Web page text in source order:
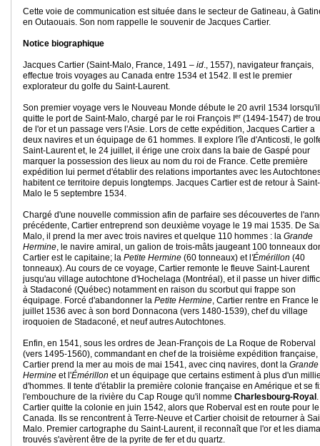
Cette voie de communication est située dans le secteur de Gatineau, à
en Outaouais. Son nom rappelle le souvenir de Jacques Cartier.
Notice biographique
Jacques Cartier (Saint-Malo, France, 1491 – id., 1557), navigateur français,
effectue trois voyages au Canada entre 1534 et 1542. Il est le premier
explorateur du golfe du Saint-Laurent.
Son premier voyage vers le Nouveau Monde débute le 20 avril 1534 lorsqu'il
quitte le port de Saint-Malo, chargé par le roi François I er (1494-1547) de
de l'or et un passage vers l'Asie. Lors de cette expédition, Jacques Cartier a
deux navires et un équipage de 61 hommes. Il explore l'île d'Anticosti, le
Saint-Laurent et, le 24 juillet, il érige une croix dans la baie de Gaspé pour
marquer la possession des lieux au nom du roi de France. Cette première
expédition lui permet d'établir des relations importantes avec les
habitent ce territoire depuis longtemps. Jacques Cartier est de retour à Saint-
Malo le 5 septembre 1534.
Chargé d'une nouvelle commission afin de parfaire ses découvertes de
précédente, Cartier entreprend son deuxième voyage le 19 mai 1535. De
Malo, il prend la mer avec trois navires et quelque 110 hommes : la Grande
Hermine, le navire amiral, un galion de trois-mâts jaugeant 100 tonneaux
Cartier est le capitaine; la Petite Hermine (60 tonneaux) et l 'Émérillon (40
tonneaux). Au cours de ce voyage, Cartier remonte le fleuve Saint-Laurent
jusqu'au village autochtone d'Hochelaga (Montréal), et il passe un hiver
à Stadaconé (Québec) notamment en raison du scorbut qui frappe son
équipage. Forcé d'abandonner la Petite Hermine, Cartier rentre en France
juillet 1536 avec à son bord Donnacona (vers 1480-1539), chef du village
iroquoien de Stadaconé, et neuf autres Autochtones.
Enfin, en 1541, sous les ordres de Jean-François de La Roque de Roberval
(vers 1495-1560), commandant en chef de la troisième expédition française,
Cartier prend la mer au mois de mai 1541, avec cinq navires, dont la Grande
Hermine et l'Émérillon et un équipage que certains estiment à plus d'un
d'hommes. Il tente d'établir la première colonie française en Amérique et se
l'embouchure de la rivière du Cap Rouge qu'il nomme Charlesbourg-Royal .
Cartier quitte la colonie en juin 1542, alors que Roberval est en route pour le
Canada. Ils se rencontrent à Terre-Neuve et Cartier choisit de retourner à
Malo. Premier cartographe du Saint-Laurent, il reconnaît que l'or et les
trouvés s'avèrent être de la pyrite de fer et du quartz.